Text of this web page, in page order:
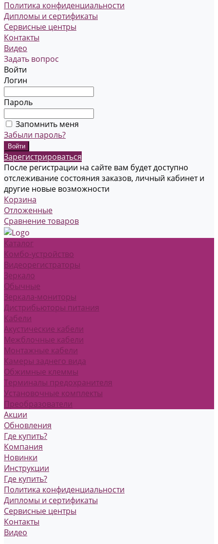
Политика конфиденциальности
Дипломы и сертификаты
Сервисные центры
Контакты
Видео
Задать вопрос
Войти
Логин
Пароль
Запомнить меня
Забыли пароль?
Зарегистрироваться
После регистрации на сайте вам будет доступно
отслеживание состояния заказов, личный кабинет и
другие новые возможности
Корзина
Отложенные
Сравнение товаров
Каталог
Комбо-устройство
Видеорегистраторы
Зеркало
Обычные
Зеркала-мониторы
Дистрибьюторы питания
Кабели
Акустические кабели
Межблочные кабели
Монтажные кабели
Камеры заднего вида
Обжимные клеммы
Терминалы предохранителя
Установочные комплекты
Преобразователи
Акции
Обновления
Где купить?
Компания
Новинки
Инструкции
Где купить?
Политика конфиденциальности
Дипломы и сертификаты
Сервисные центры
Контакты
Видео